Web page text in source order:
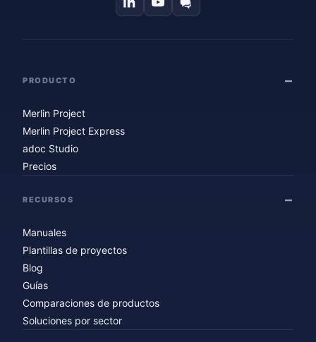
PRODUCTO
Merlin Project
Merlin Project Express
adoc Studio
Precios
RECURSOS
Manuales
Plantillas de proyectos
Blog
Guías
Comparaciones de productos
Soluciones por sector